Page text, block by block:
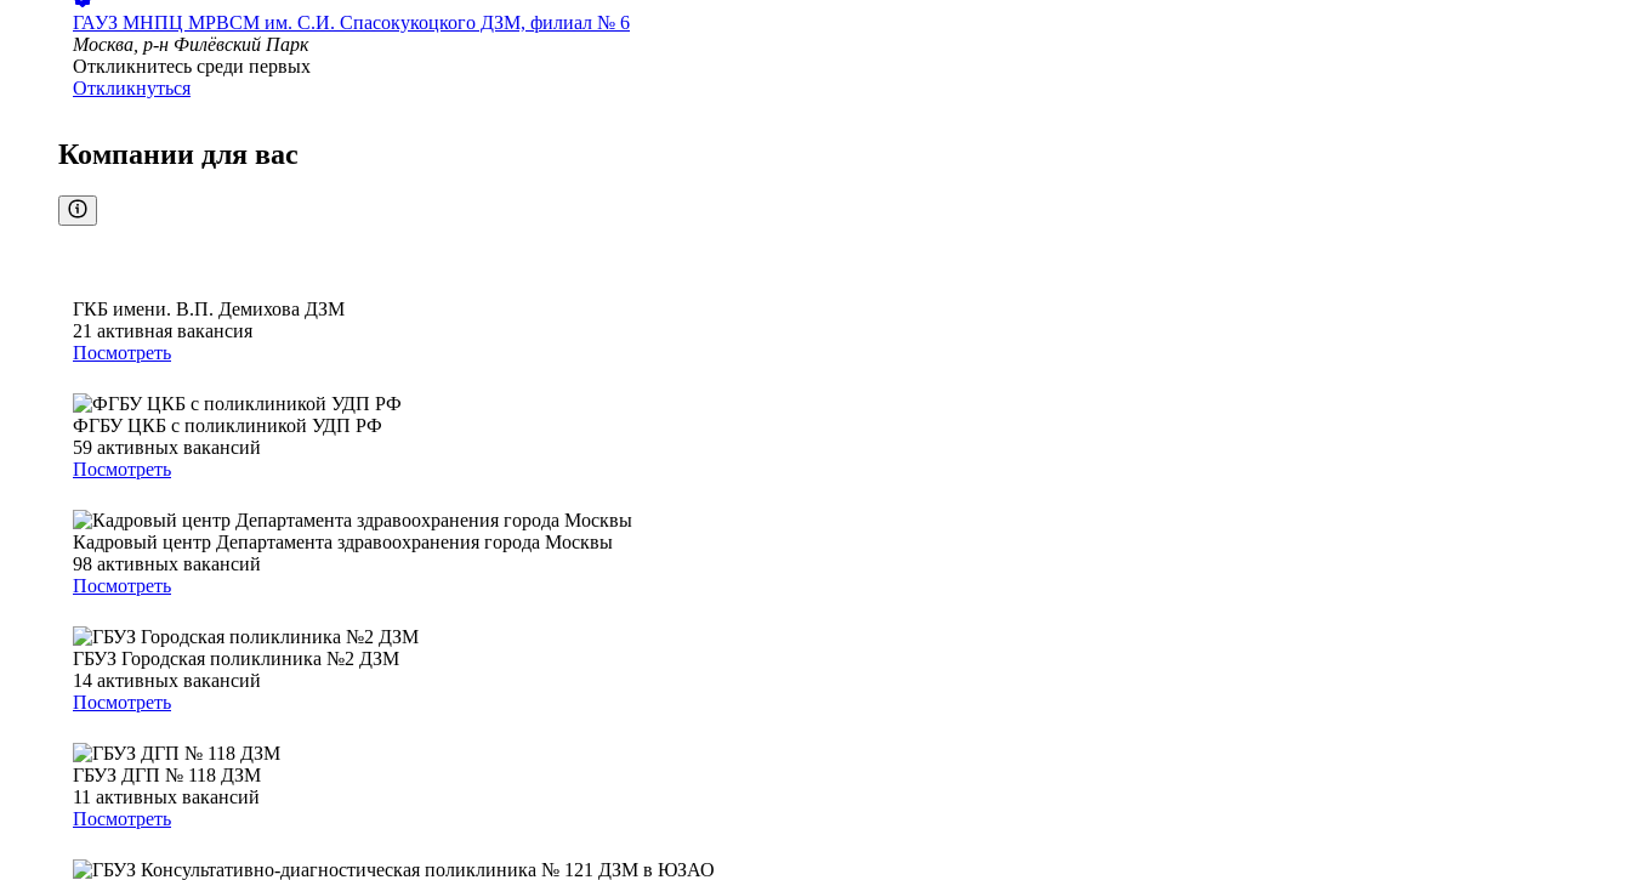
ГАУЗ МНПЦ МРВСМ им. С.И. Спасокукоцкого ДЗМ, филиал № 6
Москва, р-н Филёвский Парк
Откликнитесь среди первых
Откликнуться
Компании для вас
ГКБ имени. В.П. Демихова ДЗМ
21 активная вакансия
Посмотреть
ФГБУ ЦКБ с поликлиникой УДП РФ
59 активных вакансий
Посмотреть
Кадровый центр Департамента здравоохранения города Москвы
98 активных вакансий
Посмотреть
ГБУЗ Городская поликлиника №2 ДЗМ
14 активных вакансий
Посмотреть
ГБУЗ ДГП № 118 ДЗМ
11 активных вакансий
Посмотреть